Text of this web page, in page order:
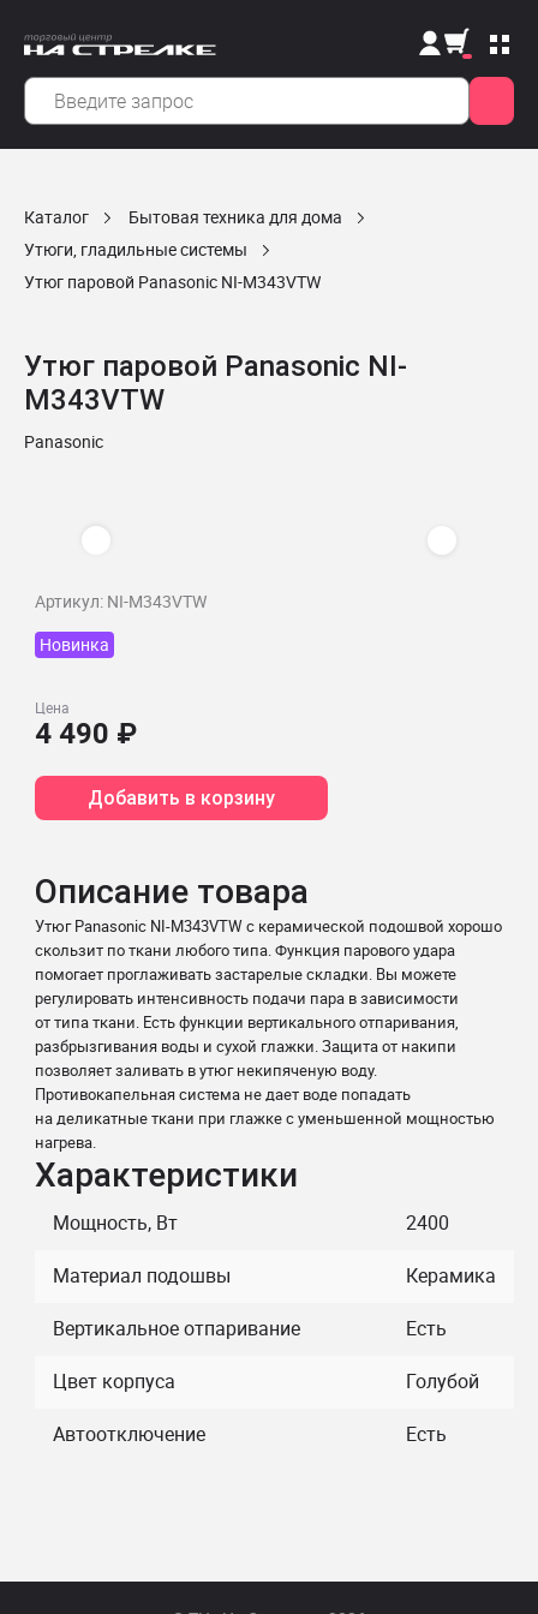
Каталог
Бытовая техника для дома
Утюги, гладильные системы
Утюг паровой Panasonic NI-M343VTW
Утюг паровой Panasonic NI-
M343VTW
Panasonic
Артикул: NI-M343VTW
Новинка
Цена
4 490 ₽
Добавить в корзину
Описание товара
Утюг Panasonic NI-M343VTW с керамической подошвой хорошо
скользит по ткани любого типа. Функция парового удара
помогает проглаживать застарелые складки. Вы можете
регулировать интенсивность подачи пара в зависимости
от типа ткани. Есть функции вертикального отпаривания,
разбрызгивания воды и сухой глажки. Защита от накипи
позволяет заливать в утюг некипяченую воду.
Противокапельная система не дает воде попадать
на деликатные ткани при глажке с уменьшенной мощностью
нагрева.
Характеристики
Мощность, Вт
2400
Материал подошвы
Керамика
Вертикальное отпаривание
Есть
Цвет корпуса
Голубой
Автоотключение
Есть